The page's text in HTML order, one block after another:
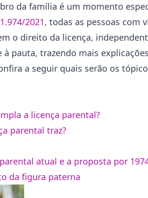
da família é um momento
2021, todas as pessoas com
o direito da licença,
pauta, trazendo mais
a seguir quais serão os
a licença parental?
parental traz?
atual e a proposta por
da figura paterna